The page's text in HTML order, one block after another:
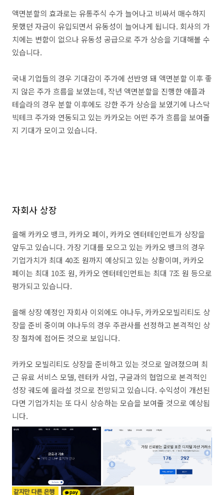
액면분할의 효과로는 유통주식 수가 늘어나고 비싸서 매수하지
못했던 자금이 유입되면서 유동성이 늘어나게 됩니다. 회사의 가
치에는 변함이 없으나 유동성 공급으로 주가 상승을 기대해볼 수
있습니다.
국내 기업들의 경우 기대감이 주가에 선반영 돼 액면분할 이후 좋
지 않은 주가 흐름을 보였는데, 작년 액면분할을 진행한 애플과
테슬라의 경우 분할 이후에도 강한 주가 상승을 보였기에 나스닥
빅테크 주가와 연동되고 있는 카카오는 어떤 주가 흐름을 보여줄
지 기대가 모이고 있습니다.
자회사 상장
올해 카카오 뱅크, 카카오 페이, 카카오 엔터테인먼트가 상장을
앞두고 있습니다. 가장 기대를 모으고 있는 카카오 뱅크의 경우
기업가치가 최대 40조 원까지 예상되고 있는 상황이며, 카카오
페이는 최대 10조 원, 카카오 엔터테인먼트는 최대 7조 원 등으로
평가되고 있습니다.
올해 상장 예정인 자회사 이외에도 야나두, 카카오모빌리티도 상
장을 준비 중이며 야나두의 경우 주관사를 선정하고 본격적인 상
장 절차에 접어든 것으로 보입니다.
카카오 모빌리티도 상장을 준비하고 있는 것으로 알려졌으며 최
근 유료 서비스 모델, 렌터카 사업, 구글과의 협업으로 본격적인
성장 궤도에 올라설 것으로 전망되고 있습니다. 수익성이 개선된
다면 기업가치는 또 다시 상승하는 모습을 보여줄 것으로 예상됩
니다.